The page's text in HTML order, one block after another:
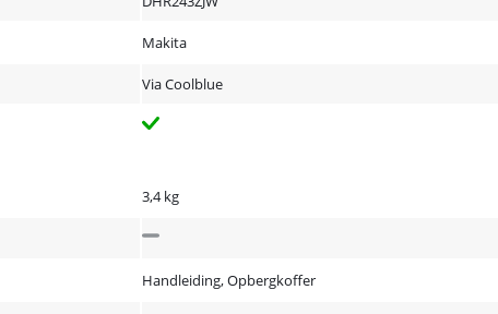
Makita
Via Coolblue
3,4 kg
Handleiding, Opbergkoffer